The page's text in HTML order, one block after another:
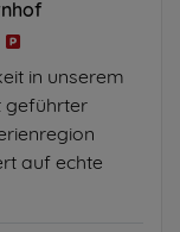
in unserem
geführter
auf echte